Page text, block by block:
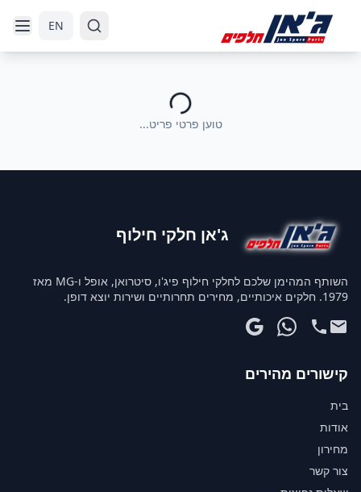
EN
טוען פרטי פריט...
ג'אן חלקי חילוף
השותף המהימן שלכם לחלקי חילוף פיג'ו, סיטרואן, אופל ו-MG מאז
1979. חלקים איכותיים, מחירים תחרותיים ושירות יוצא דופן.
קישורים מהירים
בית
אודות
מחירון
צור קשר